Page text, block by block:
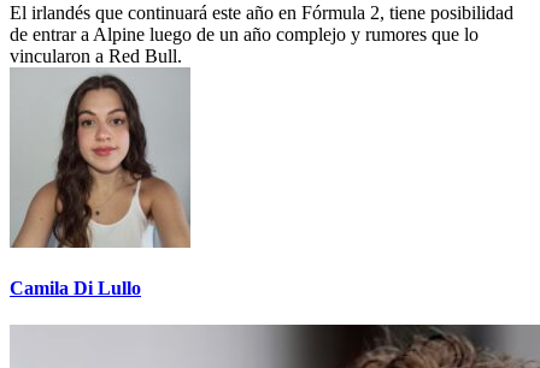
El irlandés que continuará este año en Fórmula 2, tiene posibilidad
de entrar a Alpine luego de un año complejo y rumores que lo
vincularon a Red Bull.
Camila Di Lullo